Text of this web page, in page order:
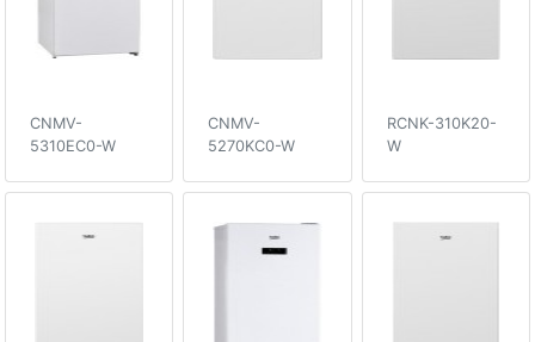
CNMV-
5310EC0-W
CNMV-
5270KC0-W
RCNK-310K20-
W